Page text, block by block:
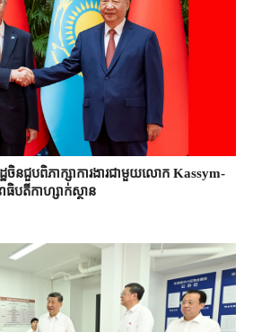
ចិន​ជួបពិភាក្សា​ការងារជាមួយ​លោក Kassym-
បតី​កាហ្សាក់ស្ថាន​